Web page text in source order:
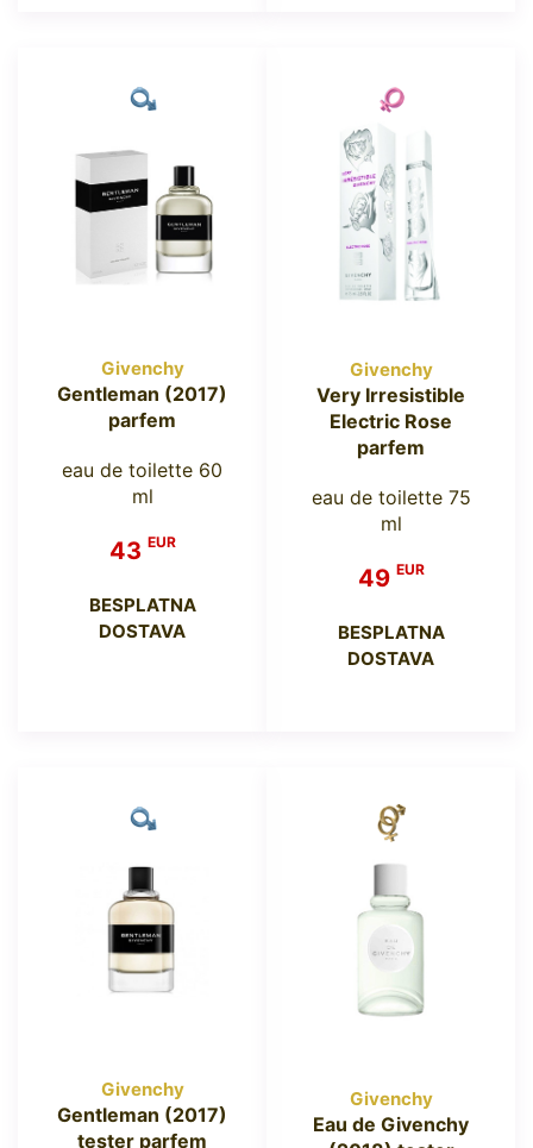
Givenchy
Gentleman (2017)
parfem
eau de toilette 60
ml
43 EUR
BESPLATNA
DOSTAVA
Givenchy
Very Irresistible
Electric Rose
parfem
eau de toilette 75
ml
49 EUR
BESPLATNA
DOSTAVA
Givenchy
Gentleman (2017)
tester parfem
Givenchy
Eau de Givenchy